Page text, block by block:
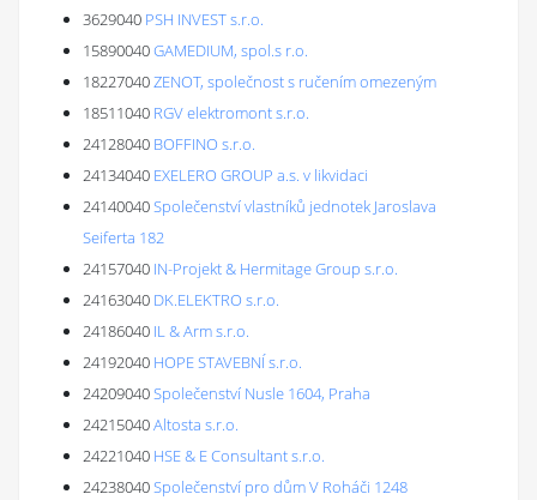
3629040 PSH INVEST s.r.o.
15890040GAMEDIUM, spol.s r.o.
18227040ZENOT, společnost s ručením omezeným
18511040 RGV elektromont s.r.o.
24128040 BOFFINO s.r.o.
24134040 EXELERO GROUP a.s. v likvidaci
24140040Společenství vlastníků jednotek Jaroslava
Seiferta 182
24157040 IN-Projekt & Hermitage Group s.r.o.
24163040 DK.ELEKTRO s.r.o.
24186040 IL & Arm s.r.o.
24192040 HOPE STAVEBNÍ s.r.o.
24209040Společenství Nusle 1604, Praha
24215040Altosta s.r.o.
24221040 HSE & E Consultant s.r.o.
24238040Společenství pro dům V Roháči 1248